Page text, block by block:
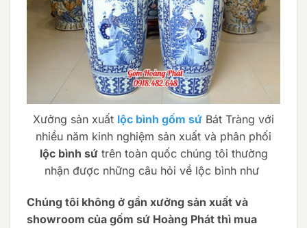
Xưởng sản xuất lộc bình gốm sứ Bát Tràng với
nhiều năm kinh nghiệm sản xuất và phân phối
lộc bình sứtrên toàn quốc chúng tôi thường
nhận được những câu hỏi về lộc bình như
Chúng tôi không ở gần xưởng sản xuất và
showroom của gốm sứ Hoàng Phát thì mua